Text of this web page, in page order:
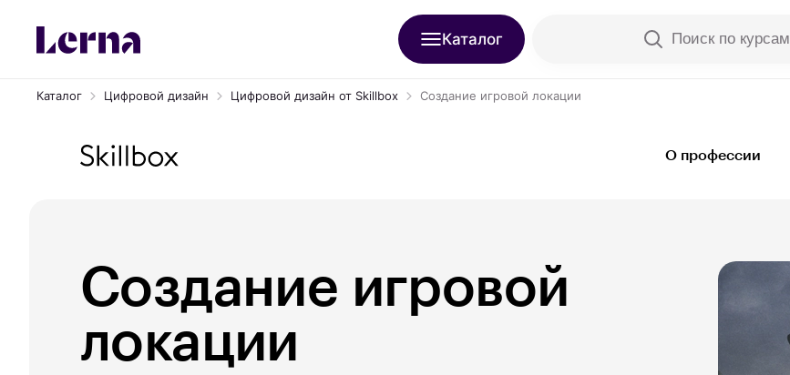
Каталог Поиск по курсам
Каталог Цифровой дизайн Цифровой дизайн от Skillbox Создание игровой локации
О профессии
Создание игровой
локации